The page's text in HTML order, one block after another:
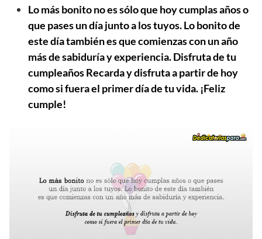
Lo más bonito no es sólo que hoy cumplas años o
que pases un día junto a los tuyos. Lo bonito de
este día también es que comienzas con un año
más de sabiduría y experiencia. Disfruta de tu
cumpleaños Recarda y disfruta a partir de hoy
como si fuera el primer día de tu vida. ¡Feliz
cumple!